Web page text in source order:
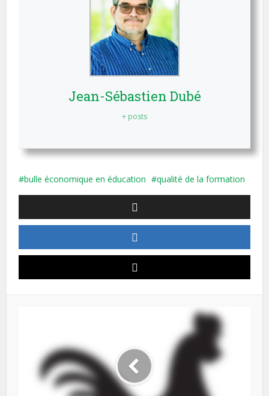
Jean-Sébastien Dubé
+ posts
bulle économique en éducation qualité de la formation